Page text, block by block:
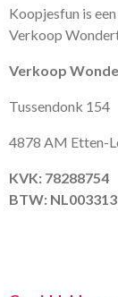
Koopjesfun is
Verkoop
Verkoop
Tussendonk 154
4878 AM Etten-
KVK: 78288754
BTW: